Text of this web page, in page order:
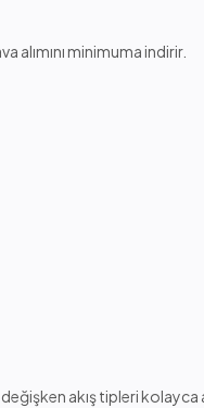
alımını minimuma indirir.
akış tipleri kolayca